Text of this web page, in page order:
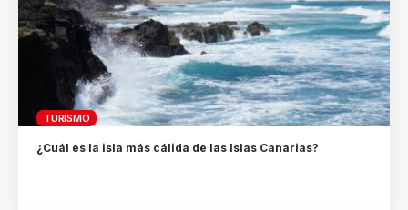
TURISMO
¿Cuál es la isla más cálida de las Islas Canarias?